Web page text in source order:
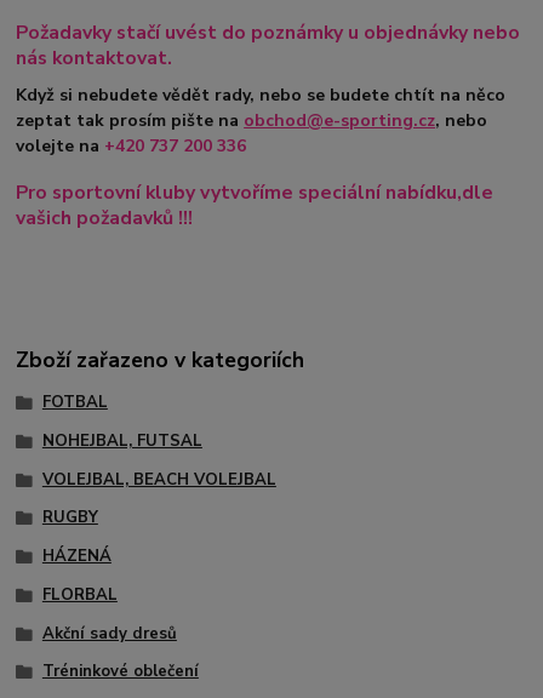
Požadavky stačí uvést do poznámky u objednávky nebo
nás kontaktovat.
Když si nebudete vědět rady, nebo se budete chtít na něco
zeptat tak prosím pište na obchod@e-sporting.cz, nebo
volejte na +420 737 200 336
Pro sportovní kluby vytvoříme speciální nabídku,dle
vašich požadavků !!!
Zboží zařazeno v kategoriích
FOTBAL
NOHEJBAL, FUTSAL
VOLEJBAL, BEACH VOLEJBAL
RUGBY
HÁZENÁ
FLORBAL
Akční sady dresů
Tréninkové oblečení